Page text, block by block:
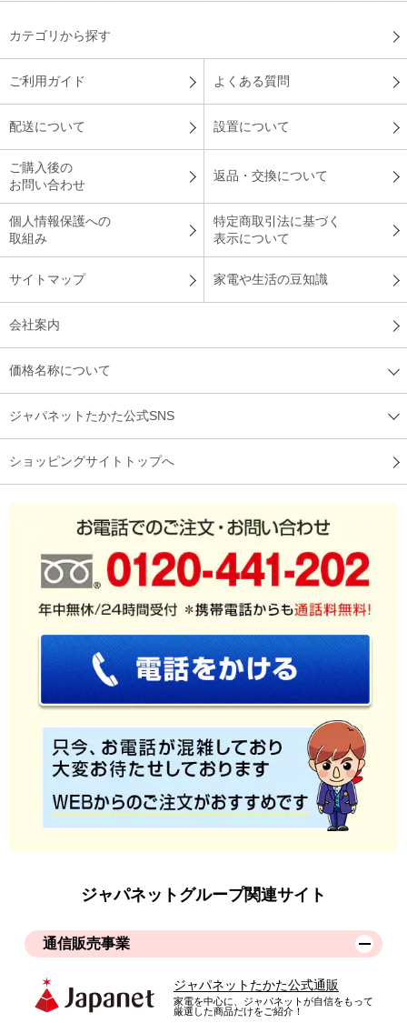
カテゴリから探す
ご利用ガイド よくある質問
配送について 設置について
ご購入後の
お問い合わせ
返品・交換について
個人情報保護への
取組み
特定商取引法に基づく
表示について
サイトマップ 家電や生活の豆知識
会社案内
価格名称について
ジャパネットたかた公式SNS
ショッピングサイトトップへ
ジャパネットグループ関連サイト
通信販売事業
ジャパネットたかた公式通販
家電を中心に、ジャパネットが自信をもって
厳選した商品だけをご紹介！